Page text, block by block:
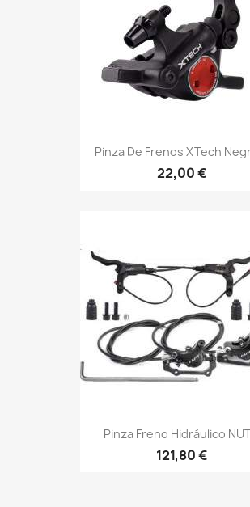
Pinza De Frenos XTech
22,00 €
Pinza Freno Hidráulico
121,80 €